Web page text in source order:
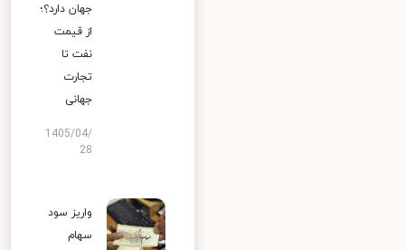
جهان دارد؟؛
از قیمت
نفت تا
تجارت
جهانی
1405/04/
28
واریز سود
سهام